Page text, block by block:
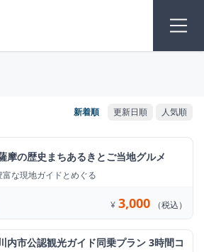
摩の歴史まちあるきとご当地グルメ
富な現地ガイドとめぐる
¥ 3,000 （税込）
内市公認観光ガイド同乗プラン 3時間コ